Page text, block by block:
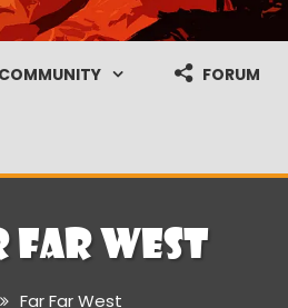
COMMUNITY FORUM
Far West
Far Far West